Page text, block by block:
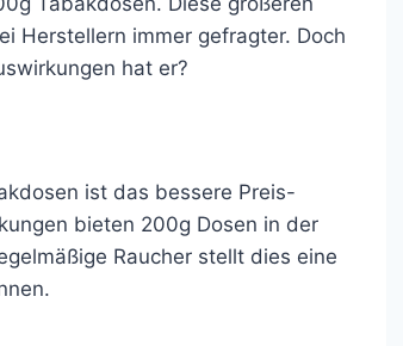
Herstellern immer gefragter. Doch
hat er?
ist das bessere Preis-
bieten 200g Dosen in der
Raucher stellt dies eine